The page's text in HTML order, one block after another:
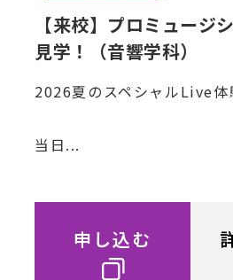
【来校】プロミュージ
見学！（音響学科）
2026夏のスペシャルLive体
当日...
申し込む